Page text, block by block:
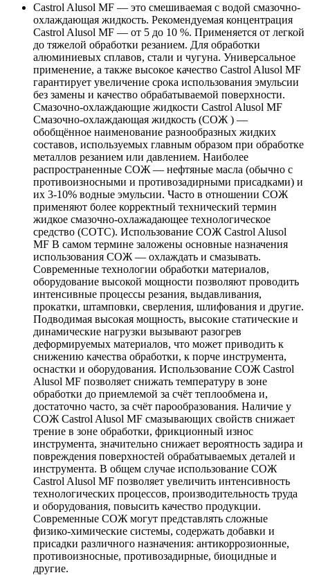
Castrol Alusol MF — это смешиваемая с водой смазочно-
охлаждающая жидкость. Рекомендуемая концентрация
Castrol Alusol MF — от 5 до 10 %. Применяется от легкой
до тяжелой обработки резанием. Для обработки
алюминиевых сплавов, стали и чугуна. Универсальное
применение, а также высокое качество Castrol Alusol MF
гарантирует увеличение срока использования эмульсии
без замены и качество обрабатываемой поверхности.
Смазочно-охлаждающие жидкости Castrol Alusol MF
Смазочно-охлаждающая жидкость (СОЖ ) —
обобщённое наименование разнообразных жидких
составов, используемых главным образом при обработке
металлов резанием или давлением. Наиболее
распространенные СОЖ — нефтяные масла (обычно с
противоизносными и противозадирными присадками) и
их 3-10% водные эмульсии. Часто в отношении СОЖ
применяют более корректный технический термин
жидкое смазочно-охлажадающее технологическое
средство (СОТС). Использование СОЖ Castrol Alusol
MF В самом термине заложены основные назначения
использования СОЖ — охлаждать и смазывать.
Современные технологии обработки материалов,
оборудование высокой мощности позволяют проводить
интенсивные процессы резания, выдавливания,
прокатки, штамповки, сверления, шлифования и другие.
Подводимая высокая мощность, высокие статические и
динамические нагрузки вызывают разогрев
деформируемых материалов, что может приводить к
снижению качества обработки, к порче инструмента,
оснастки и оборудования. Использование СОЖ Castrol
Alusol MF позволяет снижать температуру в зоне
обработки до приемлемой за счёт теплообмена и,
достаточно часто, за счёт парообразования. Наличие у
СОЖ Castrol Alusol MF смазывающих свойств снижает
трение в зоне обработки, фрикционный износ
инструмента, значительно снижает вероятность задира и
повреждения поверхностей обрабатываемых деталей и
инструмента. В общем случае использование СОЖ
Castrol Alusol MF позволяет увеличить интенсивность
технологических процессов, производительность труда
и оборудования, повысить качество продукции.
Современные СОЖ могут представлять сложные
физико-химические системы, содержать добавки и
присадки различного назначения: антикоррозионные,
противоизносные, противозадирные, биоцидные и
другие.